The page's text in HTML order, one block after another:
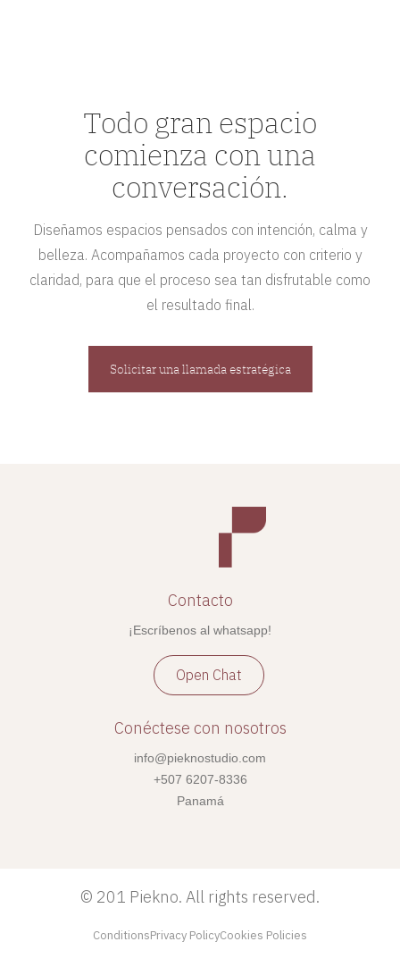
Todo gran espacio
comienza con una
conversación.
Diseñamos espacios pensados con intención, calma y
belleza. Acompañamos cada proyecto con criterio y
claridad, para que el proceso sea tan disfrutable como
el resultado final.
Solicitar una llamada estratégica
Contacto
¡Escríbenos al whatsapp!
Open Chat
Conéctese con nosotros
info@pieknostudio.com
+507 6207-8336
Panamá
© 201 Piekno. All rights reserved.
ConditionsPrivacy PolicyCookies Policies